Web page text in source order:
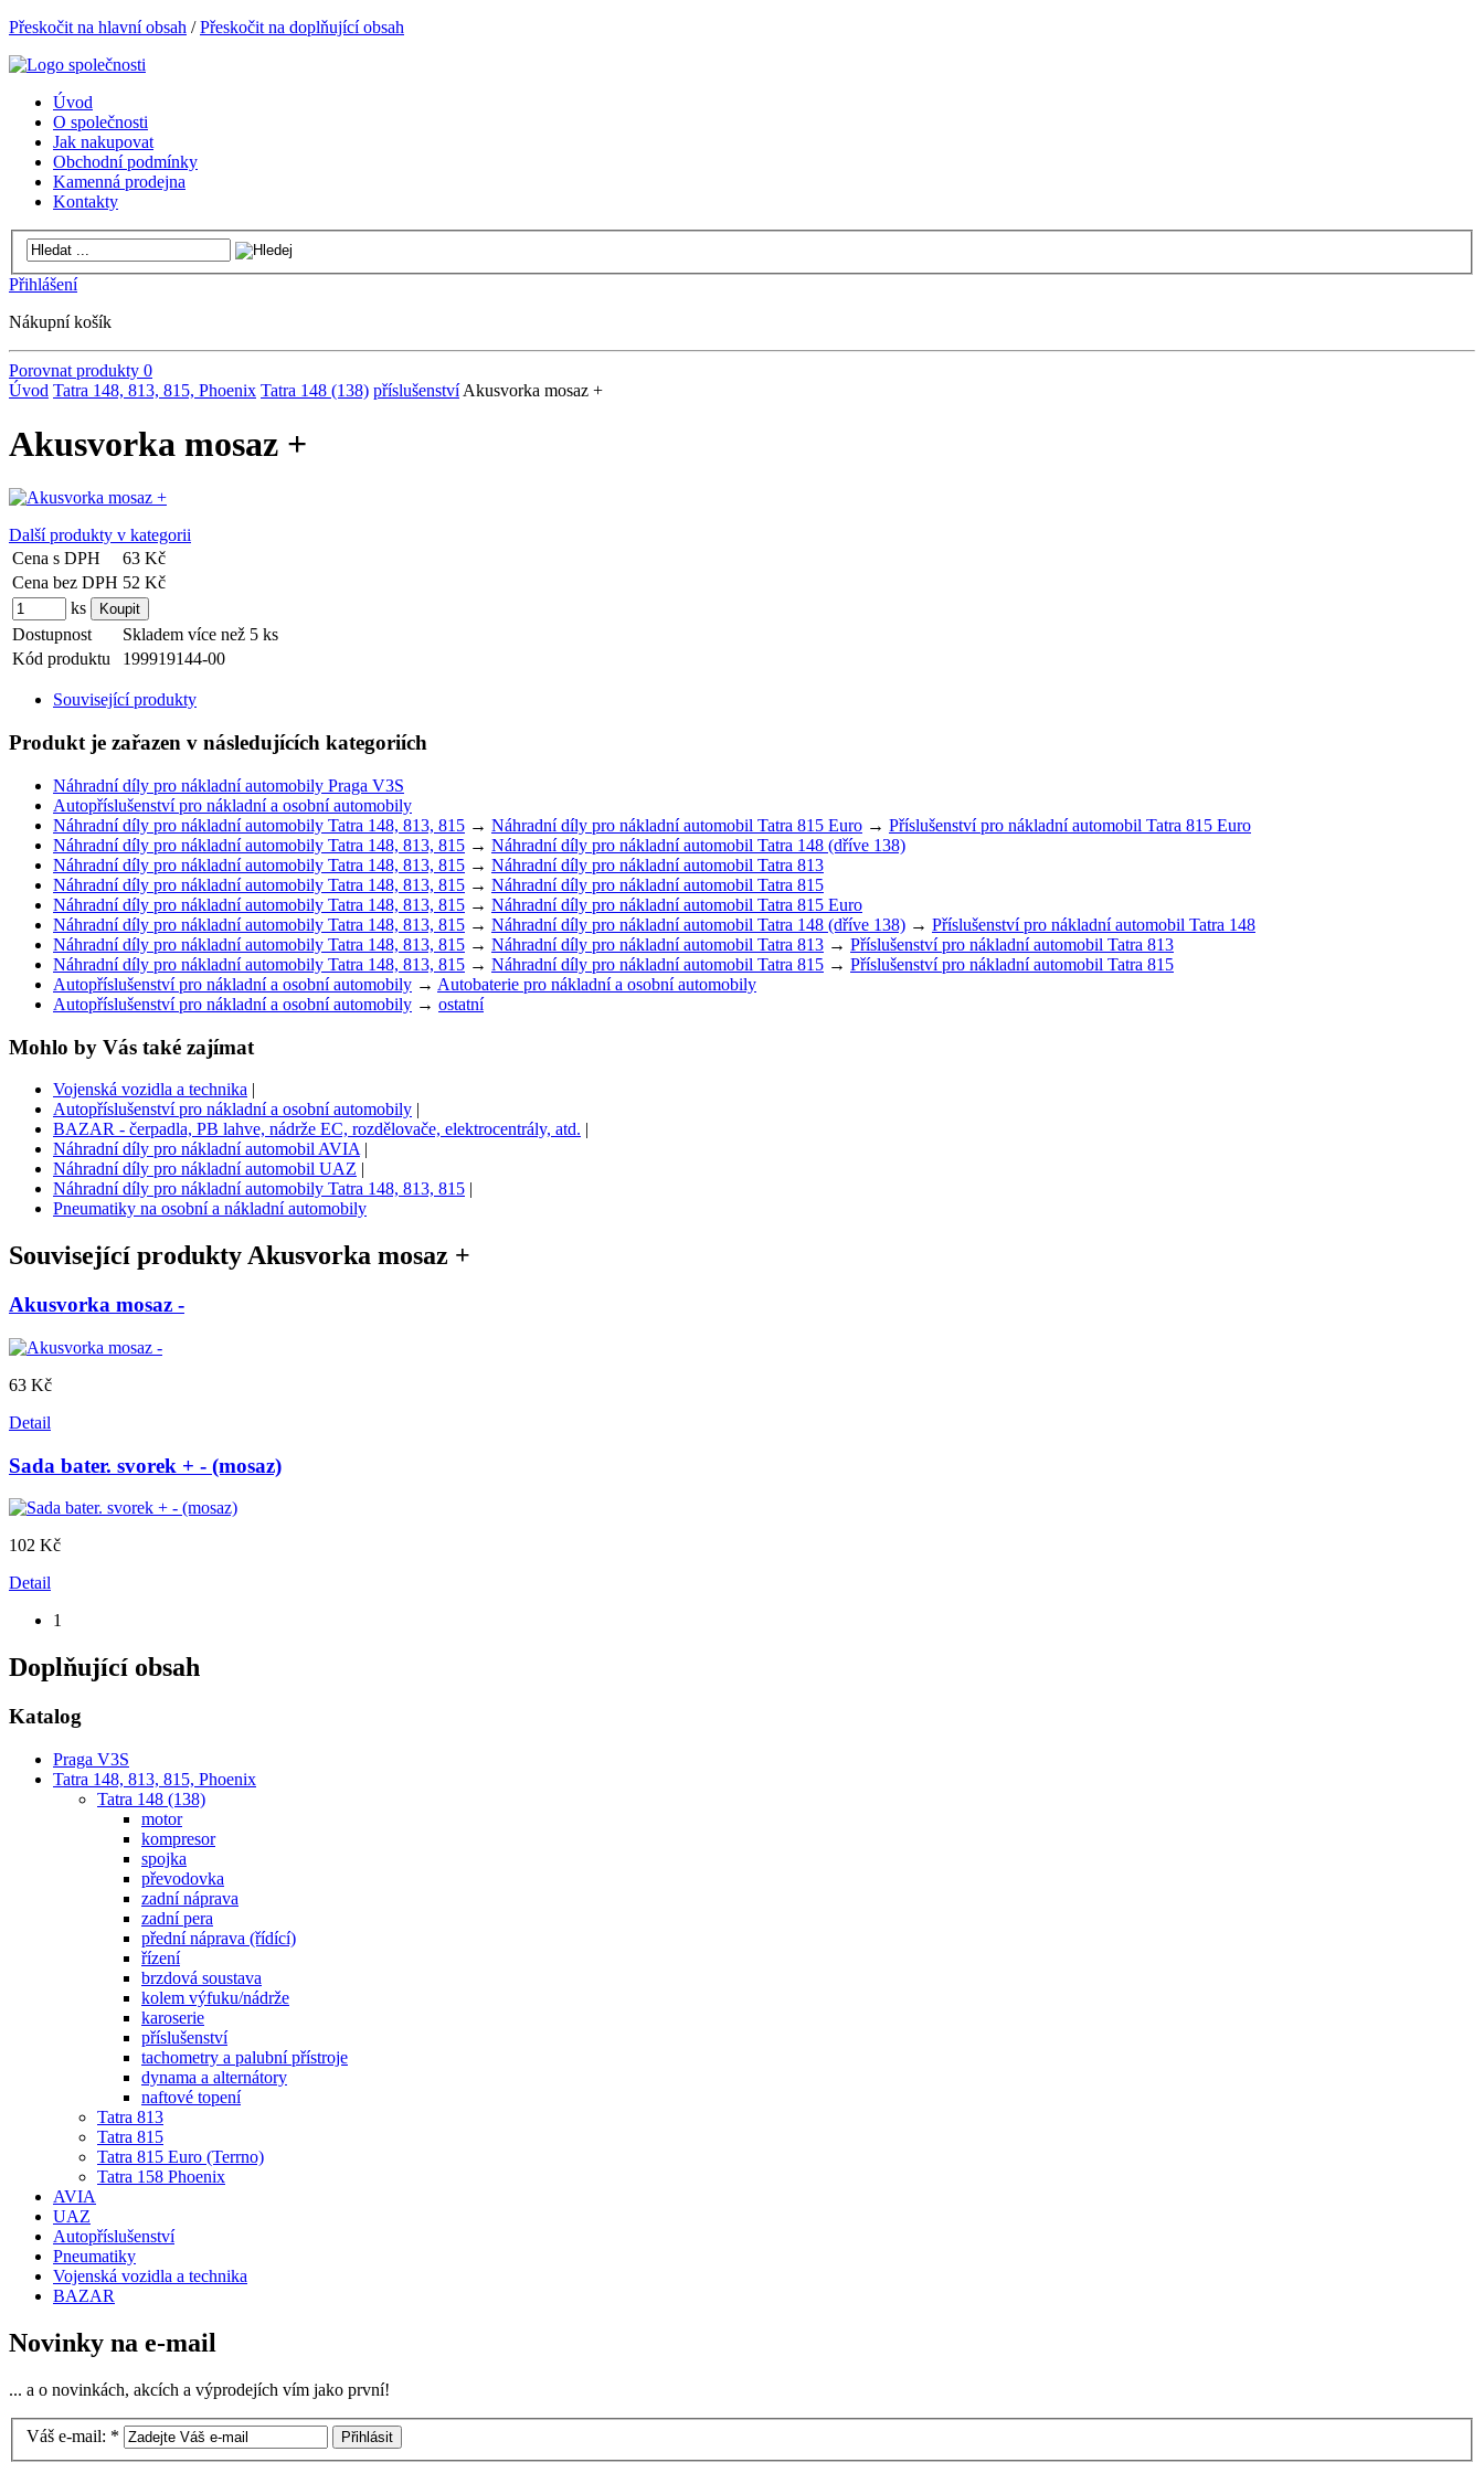
Přeskočit na hlavní obsah /Přeskočit na doplňující obsah
Úvod
O společnosti
Jak nakupovat
Obchodní podmínky
Kamenná prodejna
Kontakty
Přihlášení
Nákupní košík
Porovnat produkty 0
Úvod Tatra 148, 813, 815, Phoenix Tatra 148 (138) příslušenství Akusvorka mosaz +
Akusvorka mosaz +
Další produkty v kategorii
Cena s DPH
63 Kč
Cena bez DPH 52 Kč
ks
Dostupnost
Skladem více než 5 ks
Kód produktu
199919144-00
Související produkty
Produkt je zařazen v následujících kategoriích
Náhradní díly pro nákladní automobily Praga V3S
Autopříslušenství pro nákladní a osobní automobily
Náhradní díly pro nákladní automobily Tatra 148, 813, 815 → Náhradní díly pro nákladní automobil Tatra 815 Euro → Příslušenství pro nákladní automobil Tatra 815 Euro
Náhradní díly pro nákladní automobily Tatra 148, 813, 815 → Náhradní díly pro nákladní automobil Tatra 148 (dříve 138)
Náhradní díly pro nákladní automobily Tatra 148, 813, 815 → Náhradní díly pro nákladní automobil Tatra 813
Náhradní díly pro nákladní automobily Tatra 148, 813, 815 → Náhradní díly pro nákladní automobil Tatra 815
Náhradní díly pro nákladní automobily Tatra 148, 813, 815 → Náhradní díly pro nákladní automobil Tatra 815 Euro
Náhradní díly pro nákladní automobily Tatra 148, 813, 815 → Náhradní díly pro nákladní automobil Tatra 148 (dříve 138) → Příslušenství pro nákladní automobil Tatra 148
Náhradní díly pro nákladní automobily Tatra 148, 813, 815 → Náhradní díly pro nákladní automobil Tatra 813 → Příslušenství pro nákladní automobil Tatra 813
Náhradní díly pro nákladní automobily Tatra 148, 813, 815 → Náhradní díly pro nákladní automobil Tatra 815 → Příslušenství pro nákladní automobil Tatra 815
Autopříslušenství pro nákladní a osobní automobily → Autobaterie pro nákladní a osobní automobily
Autopříslušenství pro nákladní a osobní automobily → ostatní
Mohlo by Vás také zajímat
Vojenská vozidla a technika |
Autopříslušenství pro nákladní a osobní automobily |
BAZAR - čerpadla, PB lahve, nádrže EC, rozdělovače, elektrocentrály, atd. |
Náhradní díly pro nákladní automobil AVIA |
Náhradní díly pro nákladní automobil UAZ |
Náhradní díly pro nákladní automobily Tatra 148, 813, 815 |
Pneumatiky na osobní a nákladní automobily
Související produktyAkusvorka mosaz +
Akusvorka mosaz -
63 Kč
Detail
Sada bater. svorek + - (mosaz)
102 Kč
Detail
1
Doplňující obsah
Katalog
Praga V3S
Tatra 148, 813, 815, Phoenix
Tatra 148 (138)
motor
kompresor
spojka
převodovka
zadní náprava
zadní pera
přední náprava (řídící)
řízení
brzdová soustava
kolem výfuku/nádrže
karoserie
příslušenství
tachometry a palubní přístroje
dynama a alternátory
naftové topení
Tatra 813
Tatra 815
Tatra 815 Euro (Terrno)
Tatra 158 Phoenix
AVIA
UAZ
Autopříslušenství
Pneumatiky
Vojenská vozidla a technika
BAZAR
Novinky na e-mail
... a o novinkách, akcích a výprodejích vím jako první!
Váš e-mail: *